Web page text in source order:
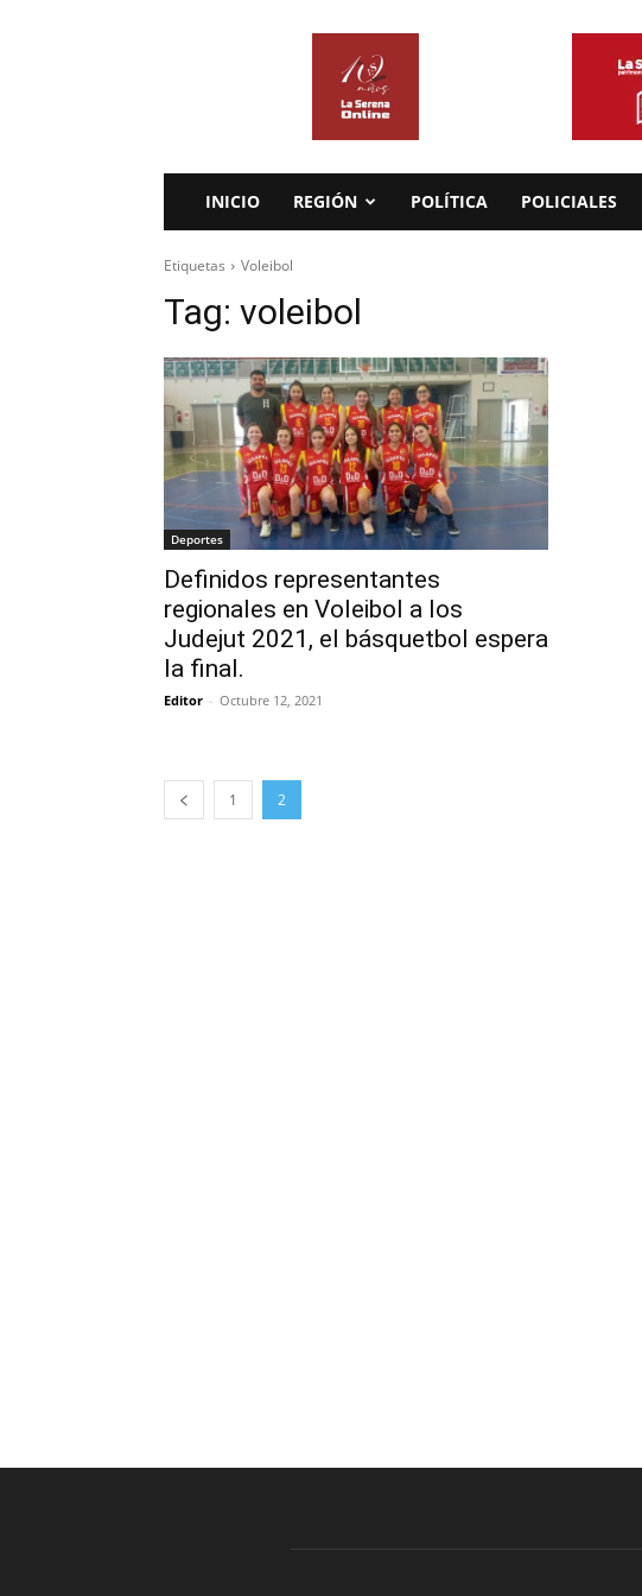
INICIO REGIÓN POLÍTICA POLICIALES
Etiquetas Voleibol
Tag: voleibol
Deportes
Definidos representantes
regionales en Voleibol a los
Judejut 2021, el básquetbol espera
la final.
Editor - Octubre 12, 2021
1 2